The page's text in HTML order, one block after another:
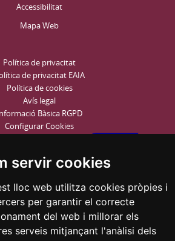
servir cookies
lloc web utilitza cookies pròpies i
per garantir el correcte
del web i millorar els
serveis mitjançant l'anàlisi dels
Accessibilitat
Mapa Web
Política de privacitat
de privacitat EAIA
Política de cookies
Avís legal
Bàsica RGPD
Configurar Cookies